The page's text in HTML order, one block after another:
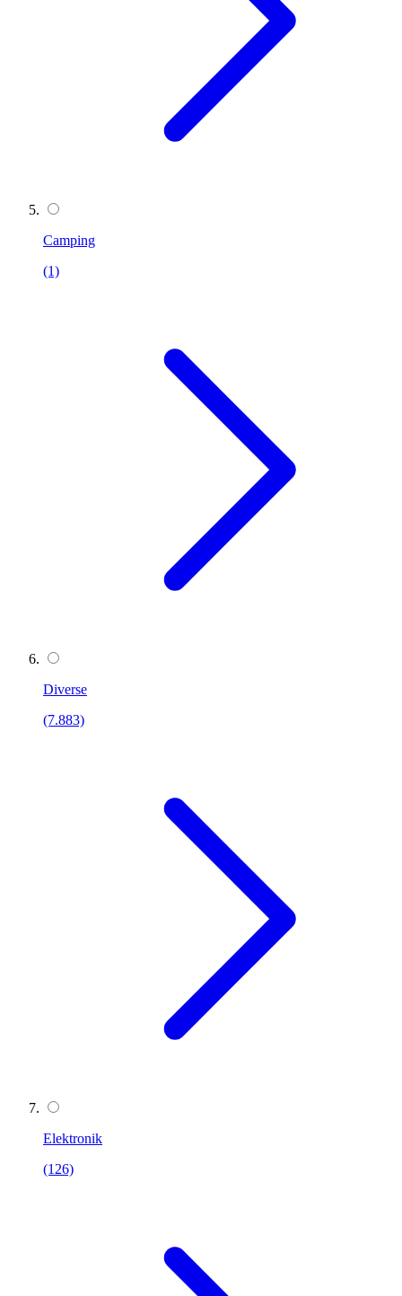
Camping
(1)
Diverse
(7.883)
Elektronik
(126)